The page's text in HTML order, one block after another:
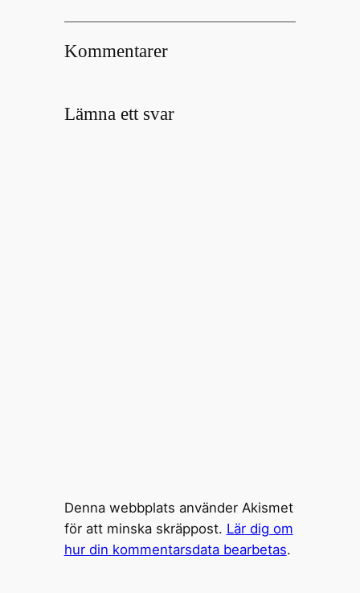
Kommentarer
Lämna ett svar
Denna webbplats använder Akismet
för att minska skräppost. Lär dig om
hur din kommentarsdata bearbetas.